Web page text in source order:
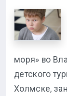
моря» во
детского
Холмске,